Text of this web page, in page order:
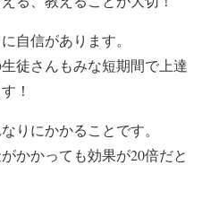
自信があります。
徒さんもみな短期間で上達
！
りにかかることです。
かかっても効果が20倍だと